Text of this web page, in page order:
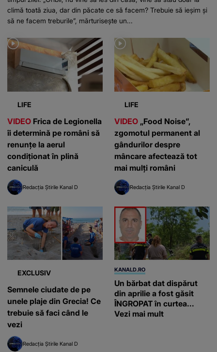
climă toată ziua, dar din păcate ce să facem? Trebuie să ieșim și
să ne facem treburile”, mărturisește un...
LIFE
VIDEO Frica de Legionella
îi determină pe români să
renunțe la aerul
condiționat în plină
caniculă
Redacția Știrile Kanal D
LIFE
VIDEO „Food Noise”,
zgomotul permanent al
gândurilor despre
mâncare afectează tot
mai mulți români
Redacția Știrile Kanal D
EXCLUSIV
Semnele ciudate de pe
unele plaje din Grecia! Ce
trebuie să faci când le
vezi
Redacția Știrile Kanal D
KANALD.RO
Un bărbat dat dispărut
din aprilie a fost găsit
ÎNGROPAT în curtea...
Vezi mai mult